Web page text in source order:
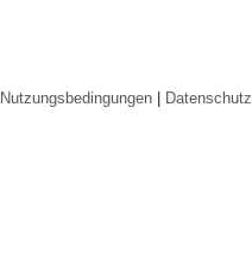
Nutzungsbedingungen| Datenschutz